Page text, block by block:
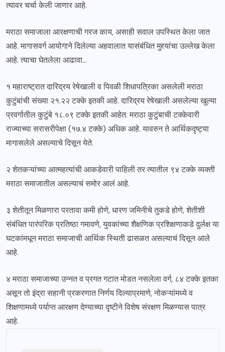
त्यावर चर्चा केली जाणार आहे.
मराठा समाजाला आरक्षणाची गरज काय, असाही सवाल उपस्थित केला जात
आहे. मागासवर्ग आयोगाने दिलेल्या अहवालात यासंबंधित मुद्द्यांचा उल्लेख केला
आहे. त्याचा घेतलेला आढावा…
१ महाराष्ट्रात दारिद्रय रेषेखाली व पिवळी शिधापत्रिका असलेली मराठा
कुटुंबांची संख्या २१.२२ टक्के इतकी आहे. दारिद्रय रेषेखाली असलेल्या खुल्या
प्रवर्गातील कुटुंबे १८.०९ टक्के इतकी आहेत. मराठा कुटुंबाची टक्केवारी
राज्याच्या सरासरीपेक्षा (१७.४ टक्के) अधिक आहे. यावरुन ते आर्थिकदृष्ट्या
मागासलेले असल्याचे दिसून येते.
२ शेतकऱ्यांच्या आत्महत्यांची आकडेवारी पाहिली तर त्यातील ९४ टक्के व्यक्ती
मराठा समाजातील असल्याचं समोर आलं आहे.
३ शेतीतून मिळणारा परतावा कमी होणे, धारण जमिनीचे तुकडे होणे, शेतीशी
संबंधित पारंपरिक प्रतिष्ठा गमावणे, युवकांच्या शैक्षणिक प्रशिक्षणाकडे दुर्लक्ष या
घटकांमधून मराठा समाजाची आर्थिक स्थिती ढासळत असल्याचं दिसून आले
आहे.
४ मराठा समाजाच्या उन्नत व प्रगत गटात मोडत नसलेला वर्ग, ८४ टक्के इतका
असून तो इंद्रा सहानी प्रकरणात निर्णय दिल्याप्रमाणे, नोकऱ्यांमध्ये व
शिक्षणामध्ये पर्याप्त आरक्षण देण्याच्या दृष्टीने विशेष संरक्षण मिळण्यास पात्र
आहे.